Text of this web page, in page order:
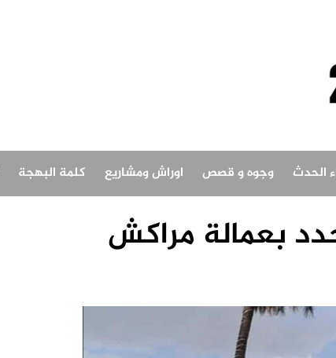
الحدث وجوه و قصص اوراش ومشاريع كلمة البهجة
بعمالة مراكش